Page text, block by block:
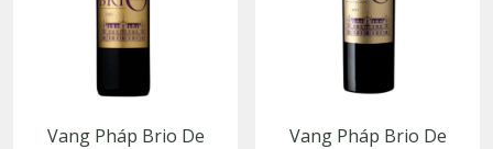
Vang Pháp Brio De
Vang Pháp Brio De